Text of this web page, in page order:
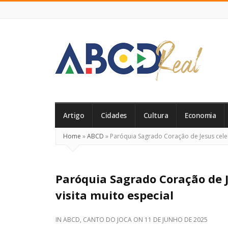
Real
Artigo Cidades Cultura Economia
Home »ABCD » Paróquia Sagrado Coração de Jesus
Paróquia Sagrado Coração
visita muito especial
IN ABCD, CANTO DO JOCA ON 11 DE JUNHO DE 2025